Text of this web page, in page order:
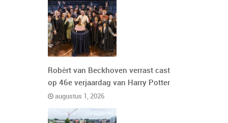
Robèrt van Beckhoven verrast cast
op 46e verjaardag van Harry Potter
augustus 1, 2026